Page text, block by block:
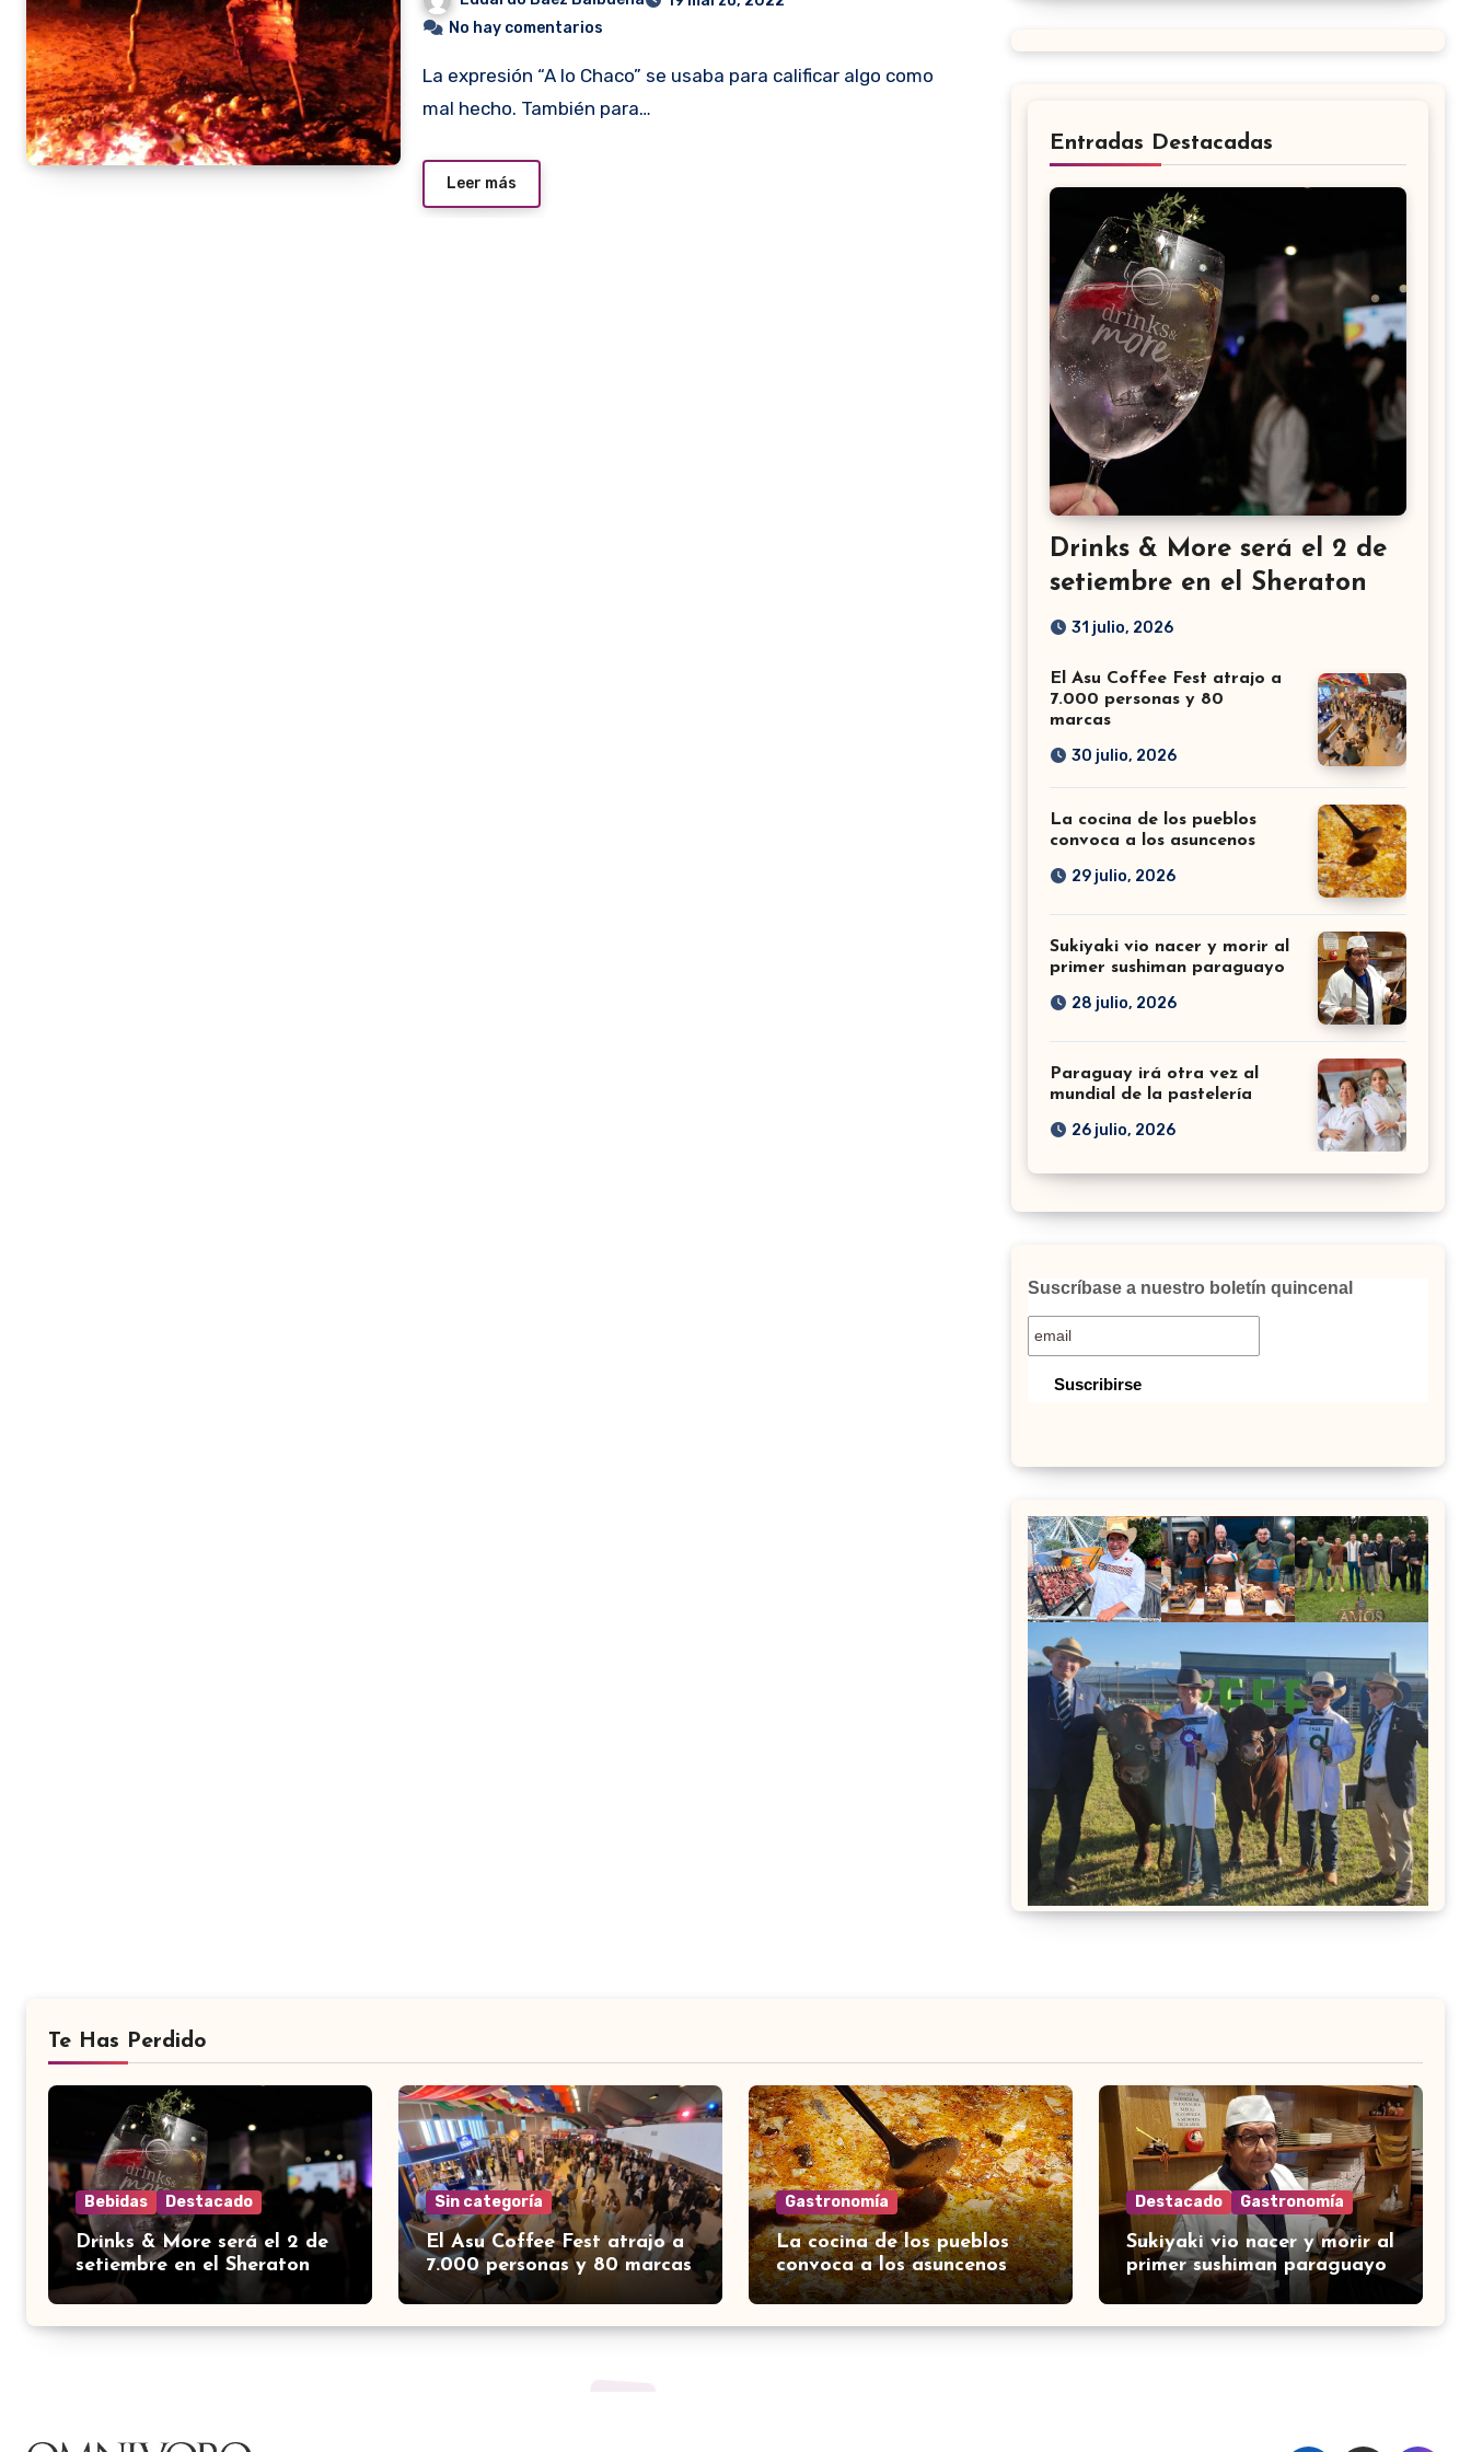
No hay comentarios
La expresión “A lo Chaco” se usaba para calificar algo como
mal hecho. También para…
Leer más
Entradas Destacadas
Drinks & More será el 2 de
setiembre en el Sheraton
31 julio, 2026
El Asu Coffee Fest atrajo a
7.000 personas y 80
marcas
30 julio, 2026
La cocina de los pueblos
convoca a los asuncenos
29 julio, 2026
Sukiyaki vio nacer y morir al
primer sushiman paraguayo
28 julio, 2026
Paraguay irá otra vez al
mundial de la pastelería
26 julio, 2026
Suscríbase a nuestro boletín quincenal
Te Has Perdido
Bebidas Destacado
Drinks & More será el 2 de
setiembre en el Sheraton
Sin categoría
El Asu Coffee Fest atrajo a
7.000 personas y 80 marcas
Gastronomía
La cocina de los pueblos
convoca a los asuncenos
Destacado Gastronomía
Sukiyaki vio nacer y morir al
primer sushiman paraguayo